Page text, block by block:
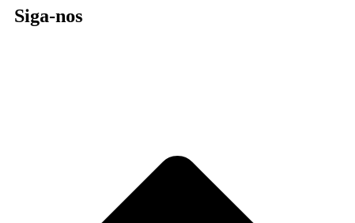
Siga-nos